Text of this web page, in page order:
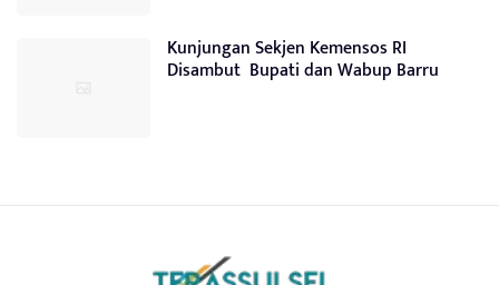
Kunjungan Sekjen Kemensos RI
Disambut Bupati dan Wabup Barru